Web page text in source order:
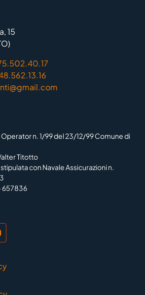
15
Operator n. 1/99 del 23/12/99 Comune di
Titotto
con Navale Assicurazioni n.
657836